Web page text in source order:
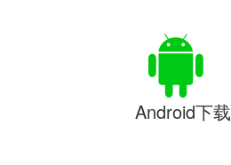
Android下载